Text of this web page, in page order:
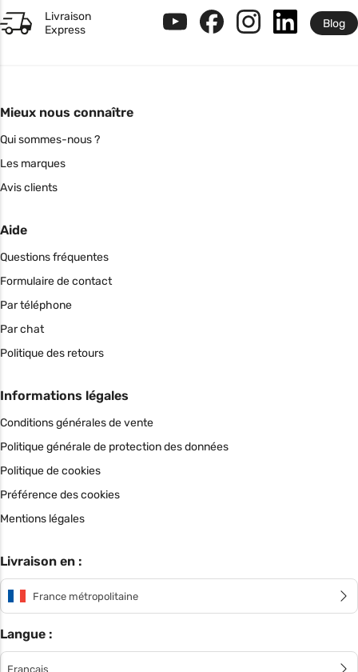
Livraison
Express
Blog
Mieux nous connaître
Qui sommes-nous ?
Les marques
Avis clients
Aide
Questions fréquentes
Formulaire de contact
Par téléphone
Par chat
Politique des retours
Informations légales
Conditions générales de vente
Politique générale de protection des données
Politique de cookies
Préférence des cookies
Mentions légales
Livraison en :
France métropolitaine
Langue :
Français